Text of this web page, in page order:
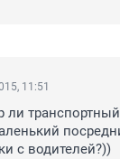
11:51
ли
с водителей?))